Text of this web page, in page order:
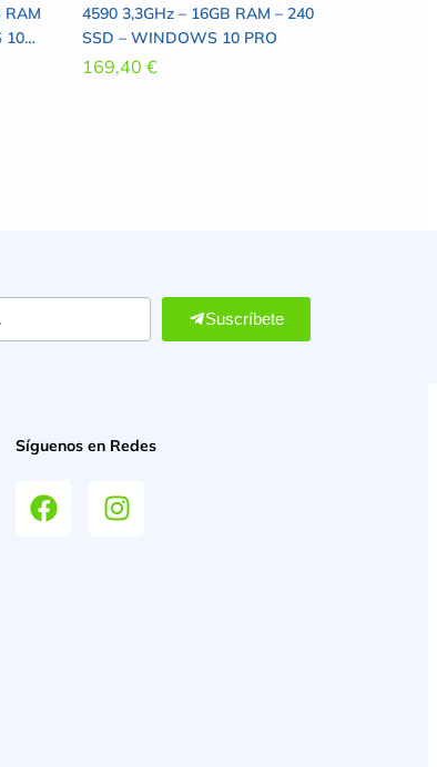
RAM
10
4590 3,3GHz – 16GB RAM – 240
SSD – WINDOWS 10 PRO
169,40€
Suscríbete
Síguenos en Redes